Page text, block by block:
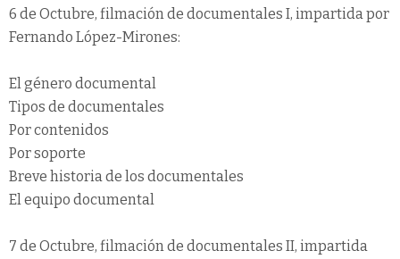
6 de Octubre, filmación de documentales I, impartida por
Fernando López-Mirones:
El género documental
Tipos de documentales
Por contenidos
Por soporte
Breve historia de los documentales
El equipo documental
7 de Octubre, filmación de documentales II, impartida